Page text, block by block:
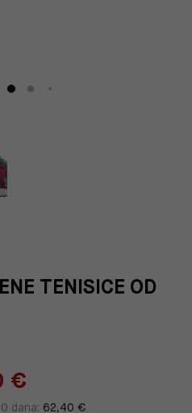
TENISICE OD
€
dana: 62,40 €